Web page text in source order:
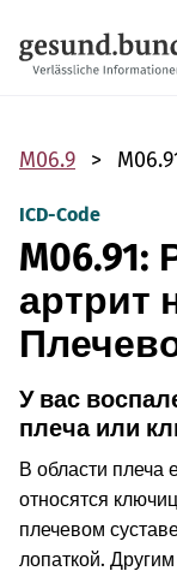
M06.9
ICD-Code
артрит
У вас
плеча или
В области плеча
относятся
плечевом
лопаткой.